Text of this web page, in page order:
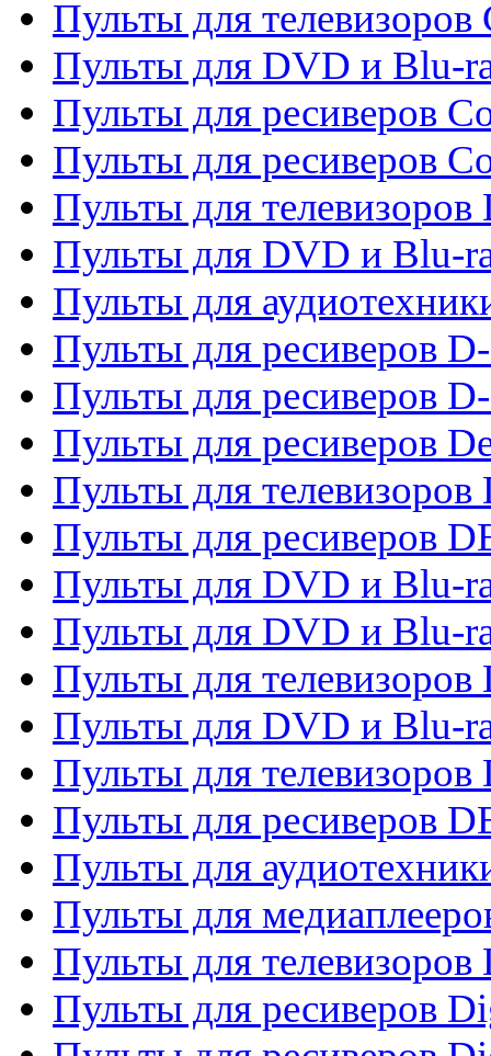
Пульты для телевизоров
Пульты для DVD и Blu-
Пульты для ресиверов
Пульты для ресиверов
Пульты для телевизоров
Пульты для DVD и Blu-
Пульты для
Пульты для ресиверов
Пульты для ресиверов
Пульты для ресиверов
Пульты для телевизоров
Пульты для ресиверов
Пульты для DVD и Blu-
Пульты для DVD и Blu-
Пульты для
Пульты для DVD и Blu-
Пульты для телевизоров
Пульты для ресиверов
Пульты для
Пульты для
Пульты для телевизоров
Пульты для ресиверов